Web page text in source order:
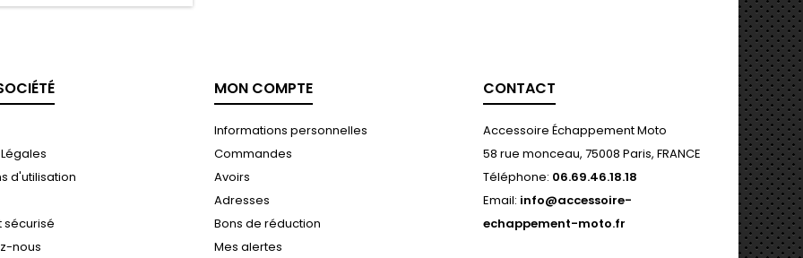
d'utilisation
sécurisé
nous
MON COMPTE
Informations personnelles
Commandes
Avoirs
Adresses
Bons de réduction
Mes alertes
CONTACT
Accessoire Échappement Moto
58 rue monceau, 75008 Paris, FRANCE
Téléphone: 06.69.46.18.18
Email: info@accessoire-
echappement-moto.fr